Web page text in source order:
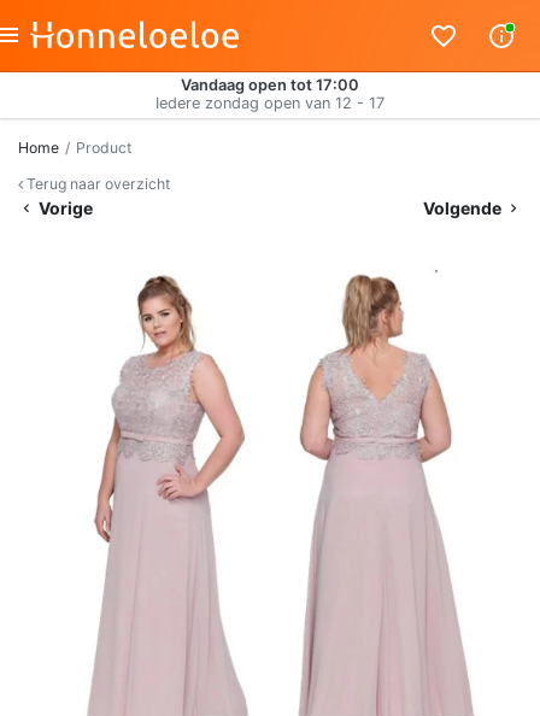
Vandaag open tot 17:00
Iedere zondag open van 12 - 17
Home
Product
Terug naar overzicht
Vorige Volgende